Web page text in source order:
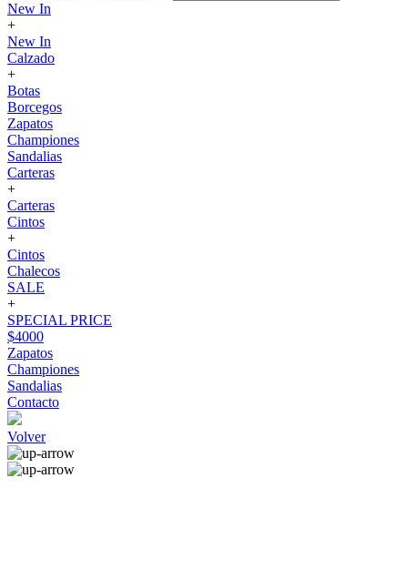
New In
+
New In
Calzado
+
Botas
Borcegos
Zapatos
Championes
Sandalias
Carteras
+
Carteras
Cintos
+
Cintos
Chalecos
SALE
+
SPECIAL PRICE
$4000
Zapatos
Championes
Sandalias
Contacto
Volver